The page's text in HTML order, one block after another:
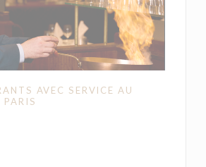
AVEC SERVICE AU
PARIS